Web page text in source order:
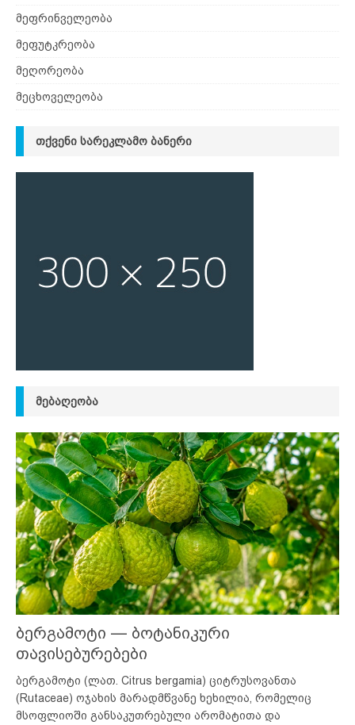
მეფრინველეობა
მეფუტკრეობა
მეღორეობა
მეცხოველეობა
ᲗᲥᲕᲔᲜᲘ ᲡᲐᲠᲔᲙᲚᲐᲛᲝ ᲑᲐᲜᲔᲠᲘ
ᲛᲔᲑᲐᲦᲔᲝᲑᲐ
ბერგამოტი — ბოტანიკური
თავისებურებები
ბერგამოტი (ლათ. Citrus bergamia) ციტრუსოვანთა
(Rutaceae) ოჯახის მარადმწვანე ხეხილია, რომელიც
მსოფლიოში განსაკუთრებული არომატითა და